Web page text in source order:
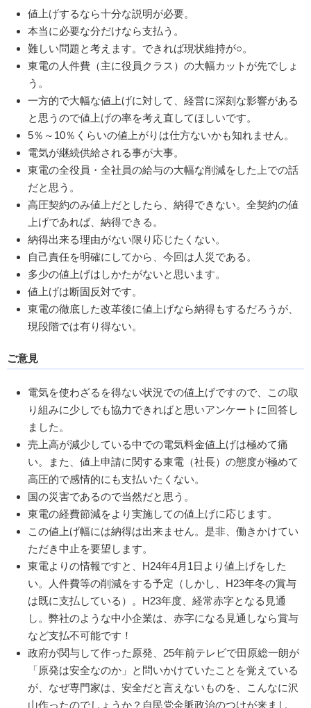
値上げするなら十分な説明が必要。
本当に必要な分だけなら支払う。
難しい問題と考えます。できれば現状維持が○。
東電の人件費（主に役員クラス）の大幅カットが先でしょ
う。
一方的で大幅な値上げに対して、経営に深刻な影響がある
と思うので値上げの率を考え直してほしいです。
5％～10％くらいの値上がりは仕方ないかも知れません。
電気が継続供給される事が大事。
東電の全役員・全社員の給与の大幅な削減をした上での話
だと思う。
高圧契約のみ値上だとしたら、納得できない。全契約の値
上げであれば、納得できる。
納得出来る理由がない限り応じたくない。
自己責任を明確にしてから、今回は人災である。
多少の値上げはしかたがないと思います。
値上げは断固反対です。
東電の徹底した改革後に値上げなら納得もするだろうが、
現段階では有り得ない。
ご意見
電気を使わざるを得ない状況での値上げですので、この取
り組みに少しでも協力できればと思いアンケートに回答し
ました。
売上高が減少している中での電気料金値上げは極めて痛
い。また、値上申請に関する東電（社長）の態度が極めて
高圧的で感情的にも支払いたくない。
国の災害であるので当然だと思う。
東電の経費節減をより実施しての値上げに応じます。
この値上げ幅には納得は出来ません。是非、働きかけてい
ただき中止を要望します。
東電よりの情報ですと、H24年4月1日より値上げをした
い。人件費等の削減をする予定（しかし、H23年冬の賞与
は既に支払している）。H23年度、経常赤字となる見通
し。弊社のような中小企業は、赤字になる見通しなら賞与
など支払不可能です！
政府が関与して作った原発、25年前テレビで田原総一朗が
「原発は安全なのか」と問いかけていたことを覚えている
が、なぜ専門家は、安全だと言えないものを、こんなに沢
山作ったのでしょうか？自民党金脈政治のつけが来まし